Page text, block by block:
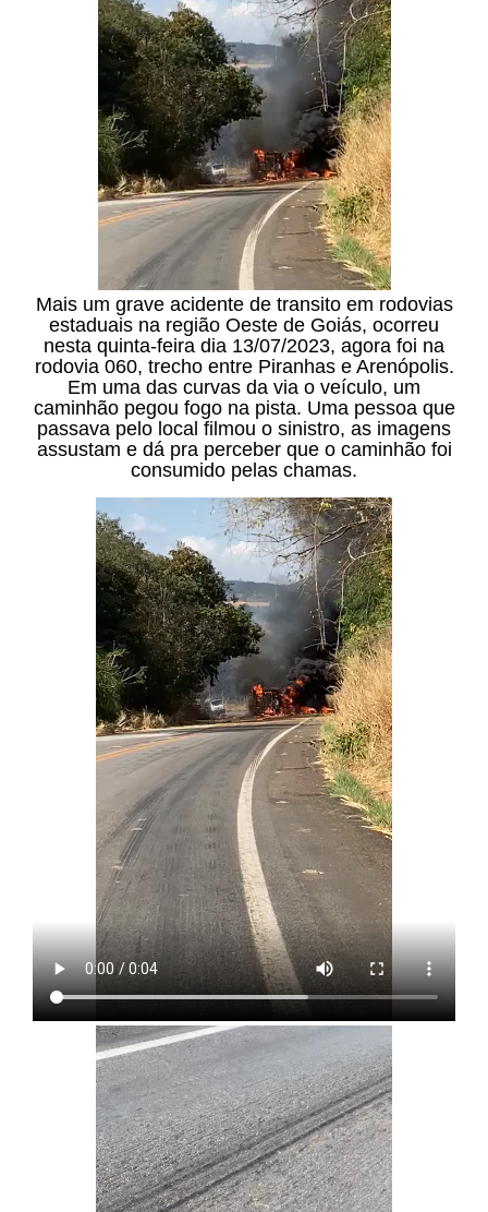
Mais um grave acidente de transito em rodovias
estaduais na região Oeste de Goiás, ocorreu
nesta quinta-feira dia 13/07/2023, agora foi na
rodovia 060, trecho entre Piranhas e Arenópolis.
Em uma das curvas da via o veículo, um
caminhão pegou fogo na pista. Uma pessoa que
passava pelo local filmou o sinistro, as imagens
assustam e dá pra perceber que o caminhão foi
consumido pelas chamas.